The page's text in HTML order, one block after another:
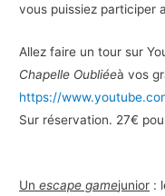
vous puissiez participer
Allez faire un tour sur
Chapelle Oubliéeà vos
https://
Sur réservation. 27€
Unescape gamejunior :